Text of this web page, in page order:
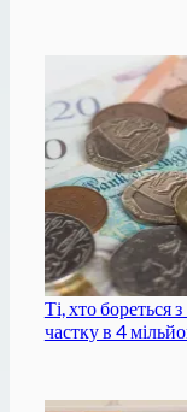
Ті, хто бореться
частку в 4